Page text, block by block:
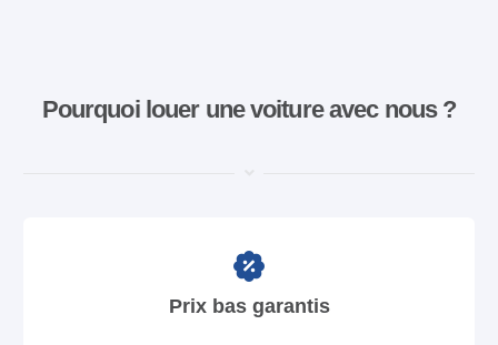
Pourquoi louer une voiture avec nous ?
Prix bas garantis